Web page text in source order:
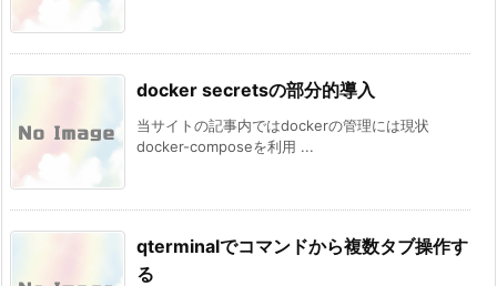
docker secretsの部分的導入
当サイトの記事内ではdockerの管理には現状
docker-composeを利用 ...
qterminalでコマンドから複数タブ操作す
る